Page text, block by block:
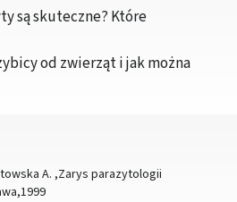
są skuteczne? Które
od zwierząt i jak można
A. ,Zarys parazytologii